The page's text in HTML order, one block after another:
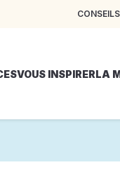
VOUS INSPIRERLA